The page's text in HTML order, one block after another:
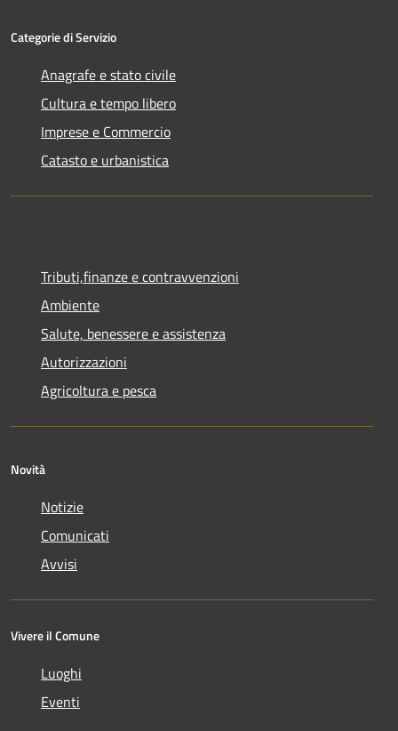
Categorie di Servizio
Anagrafe e stato civile
Cultura e tempo libero
Imprese e Commercio
Catasto e urbanistica
Tributi,finanze e contravvenzioni
Ambiente
Salute, benessere e assistenza
Autorizzazioni
Agricoltura e pesca
Novità
Notizie
Comunicati
Avvisi
Vivere il Comune
Luoghi
Eventi